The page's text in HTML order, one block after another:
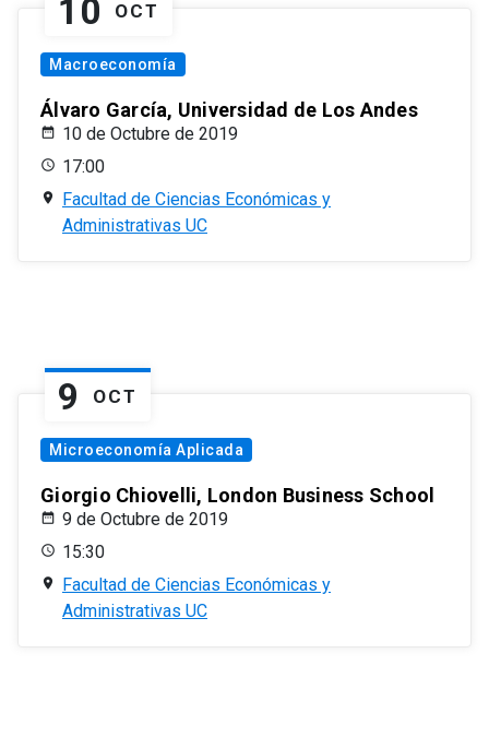
10 OCT
Macroeconomía
Álvaro García, Universidad de Los Andes
10 de Octubre de 2019
17:00
Facultad de Ciencias Económicas y
Administrativas UC
9 OCT
Microeconomía Aplicada
Giorgio Chiovelli, London Business School
9 de Octubre de 2019
15:30
Facultad de Ciencias Económicas y
Administrativas UC